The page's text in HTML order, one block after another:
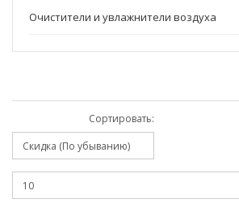
Очистители и увлажнители воздуха
Сортировать: